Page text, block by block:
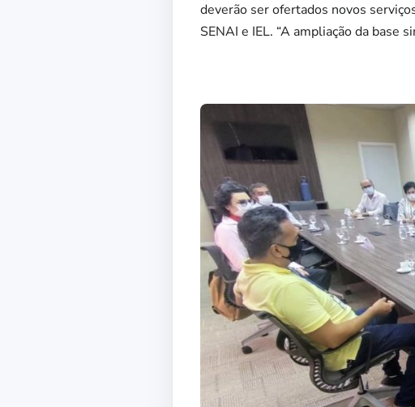
deverão ser ofertados novos
SENAI e IEL. “A ampliação da base